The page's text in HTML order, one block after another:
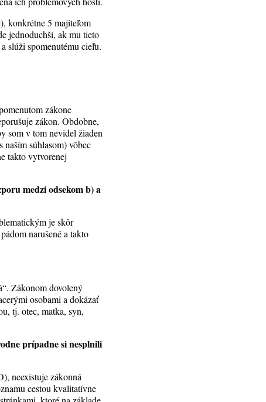
konkrétne 5 majiteľom
jednoduchší, ak mu tieto
slúži spomenutému cieľu.
zákone
zákon. Obdobne,
som v tom nevidel žiaden
súhlasom) vôbec
takto vytvorenej
medzi odsekom b) a
je skôr
narušené a takto
Zákonom dovolený
osobami a dokázať
tj. otec, matka, syn,
prípadne si nesplnili
neexistuje zákonná
cestou kvalitatívne